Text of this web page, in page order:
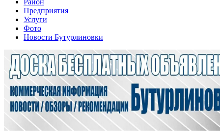
Район
Предприятия
Услуги
Фото
Новости Бутурлиновки